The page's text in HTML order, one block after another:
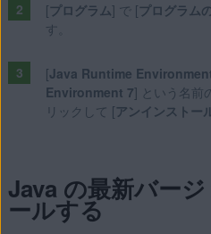
[プログラム] で [プログラム
す。
[Java Runtime
Environment 7] という名前
リックして [アンインストー
Java の最新バー
ールする